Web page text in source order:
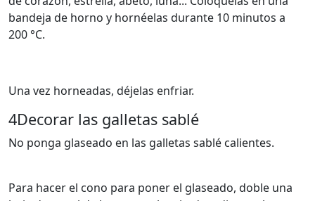
bandeja de horno y hornéelas durante 10 minutos a
200 °C.
Una vez horneadas, déjelas enfriar.
4Decorar las galletas sablé
No ponga glaseado en las galletas sablé calientes.
Para hacer el cono para poner el glaseado, doble una